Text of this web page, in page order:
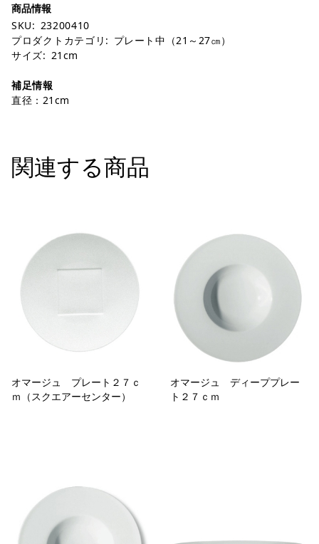
SKU: 23200410
プロダクトカテゴリ: プレート中（21～27㎝）
サイズ: 21cm
補足情報
直径：21cm
関連する商品
オマージュ プレート２７ｃ
ｍ（スクエアーセンター）
オマージュ ディーププレー
ト２７ｃｍ